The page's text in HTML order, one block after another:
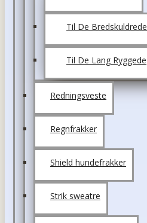
Til De Bredskuldrede
Til De Lang Ryggede
Redningsveste
Regnfrakker
Shield hundefrakker
Strik sweatre